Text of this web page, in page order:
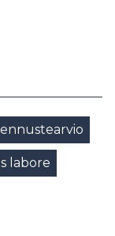
ennustearvio
labore